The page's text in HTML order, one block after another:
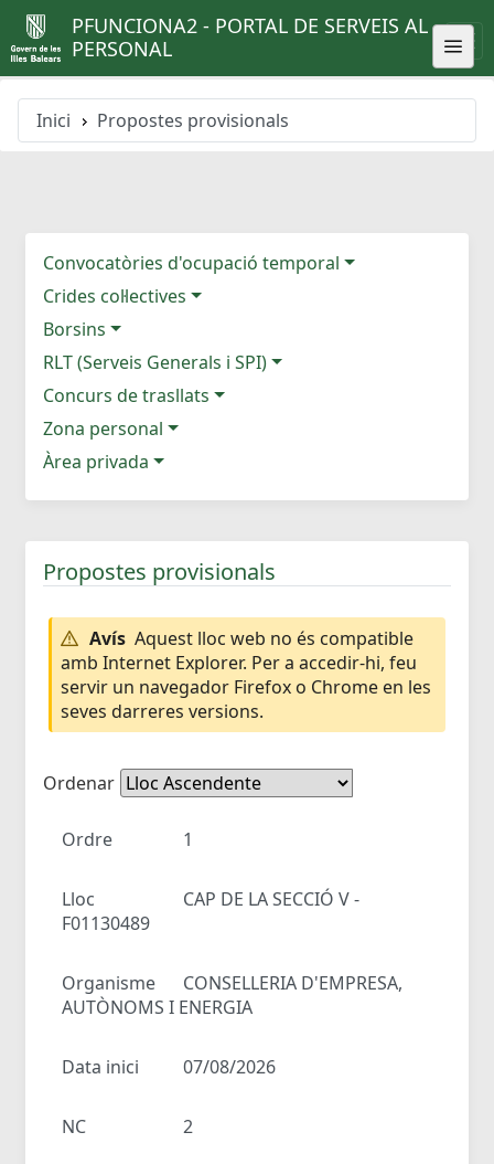
PFUNCIONA2 - PORTAL DE SERVEIS AL
PERSONAL
Inici Propostes provisionals
Convocatòries d'ocupació temporal
Crides col·lectives
Borsins
RLT (Serveis Generals i SPI)
Concurs de trasllats
Zona personal
Àrea privada
Propostes provisionals
Avís Aquest lloc web no és compatible
amb Internet Explorer. Per a accedir-hi, feu
servir un navegador Firefox o Chrome en les
seves darreres versions.
Ordenar
Ordre 1
Lloc
CAP DE LA SECCIÓ V -
F01130489
Organisme
CONSELLERIA D'EMPRESA,
AUTÒNOMS I ENERGIA
Data inici 07/08/2026
NC 2